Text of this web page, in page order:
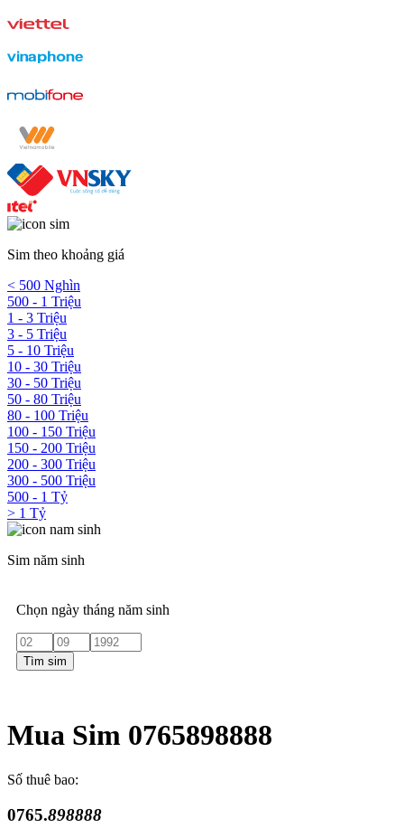
Sim theo khoảng giá
< 500 Nghìn
500 - 1 Triệu
1 - 3 Triệu
3 - 5 Triệu
5 - 10 Triệu
10 - 30 Triệu
30 - 50 Triệu
50 - 80 Triệu
80 - 100 Triệu
100 - 150 Triệu
150 - 200 Triệu
200 - 300 Triệu
300 - 500 Triệu
500 - 1 Tỷ
> 1 Tỷ
Sim năm sinh
Chọn ngày tháng năm sinh
Tìm sim
Mua Sim 0765898888
Số thuê bao:
0765.898888